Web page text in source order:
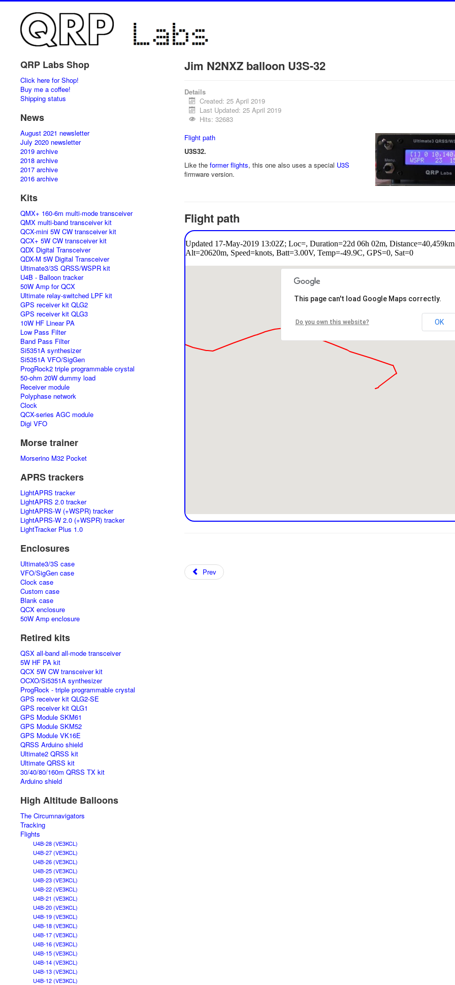
QRP Labs Shop
Click here for Shop!
Buy me a coffee!
Shipping status
News
August 2021 newsletter
July 2020 newsletter
2019 archive
2018 archive
2017 archive
2016 archive
Kits
QMX+ 160-6m multi-mode transceiver
QMX multi-band transceiver kit
QCX-mini 5W CW transceiver kit
QCX+ 5W CW transceiver kit
QDX Digital Transceiver
QDX-M 5W Digital Transceiver
Ultimate3/3S QRSS/WSPR kit
U4B - Balloon tracker
50W Amp for QCX
Ultimate relay-switched LPF kit
GPS receiver kit QLG2
GPS receiver kit QLG3
10W HF Linear PA
Low Pass Filter
Band Pass Filter
Si5351A synthesizer
Si5351A VFO/SigGen
ProgRock2 triple programmable crystal
50-ohm 20W dummy load
Receiver module
Polyphase network
Clock
QCX-series AGC module
Digi VFO
Morse trainer
Morserino M32 Pocket
APRS trackers
LightAPRS tracker
LightAPRS 2.0 tracker
LightAPRS-W (+WSPR) tracker
LightAPRS-W 2.0 (+WSPR) tracker
LightTracker Plus 1.0
Enclosures
Ultimate3/3S case
VFO/SigGen case
Clock case
Custom case
Blank case
QCX enclosure
50W Amp enclosure
Retired kits
QSX all-band all-mode transceiver
5W HF PA kit
QCX 5W CW transceiver kit
OCXO/Si5351A synthesizer
ProgRock - triple programmable crystal
GPS receiver kit QLG2-SE
GPS receiver kit QLG1
GPS Module SKM61
GPS Module SKM52
GPS Module VK16E
QRSS Arduino shield
Ultimate2 QRSS kit
Ultimate QRSS kit
30/40/80/160m QRSS TX kit
Arduino shield
High Altitude Balloons
The Circumnavigators
Tracking
Flights
U4B-28 (VE3KCL)
U4B-27 (VE3KCL)
U4B-26 (VE3KCL)
U4B-25 (VE3KCL)
U4B-23 (VE3KCL)
U4B-22 (VE3KCL)
U4B-21 (VE3KCL)
U4B-20 (VE3KCL)
U4B-19 (VE3KCL)
U4B-18 (VE3KCL)
U4B-17 (VE3KCL)
U4B-16 (VE3KCL)
U4B-15 (VE3KCL)
U4B-14 (VE3KCL)
U4B-13 (VE3KCL)
U4B-12 (VE3KCL)
Jim N2NXZ balloon U3S-32
Details
Created: 25 April 2019
Last Updated: 25 April 2019
Hits: 32683
Flight path
U3S32.
Like the former flights, this one also uses a special U3S
firmware version.
Flight path
Prev